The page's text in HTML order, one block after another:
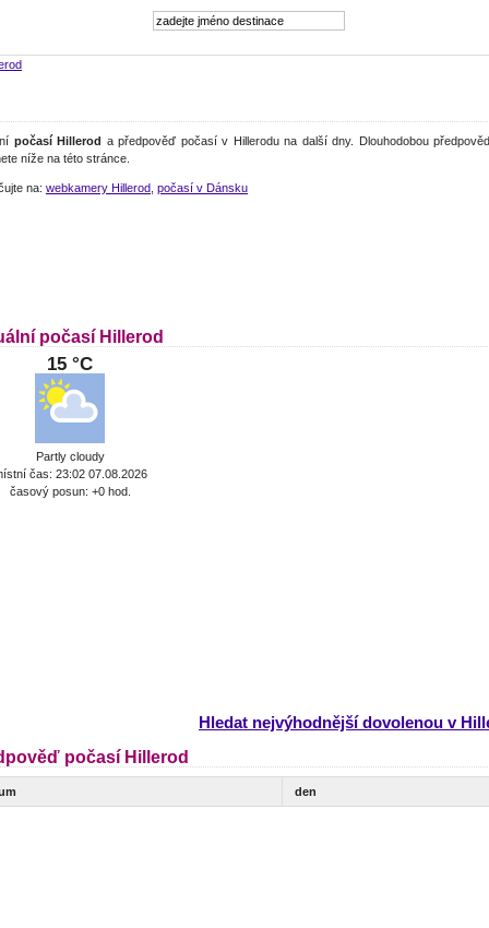
počasí Hillerod a předpověď počasí v Hillerodu na další dny. Dlouhodobou
níže na této stránce.
na: webkamery Hillerod počasí v Dánsku
počasí Hillerod
15 °C
Partly cloudy
čas: 23:02 07.08.2026
časový posun: +0 hod.
Hledat nejvýhodnější dovolenou v
počasí Hillerod
den